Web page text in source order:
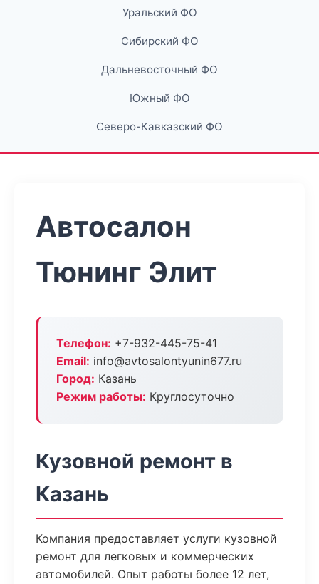
Уральский ФО
Сибирский ФО
Дальневосточный ФО
Южный ФО
Северо-Кавказский ФО
Автосалон
Тюнинг Элит
Телефон: +7-932-445-75-41
Email: info@avtosalontyunin677.ru
Город: Казань
Режим работы: Круглосуточно
Кузовной ремонт в
Казань
Компания предоставляет услуги кузовной
ремонт для легковых и коммерческих
автомобилей. Опыт работы более 12 лет,